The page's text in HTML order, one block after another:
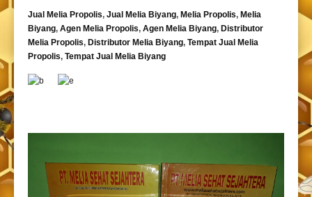
Jual Melia Propolis, Jual Melia Biyang, Melia Propolis, Melia
Biyang, Agen Melia Propolis, Agen Melia Biyang, Distributor
Melia Propolis, Distributor Melia Biyang, Tempat Jual Melia
Propolis, Tempat Jual Melia Biyang